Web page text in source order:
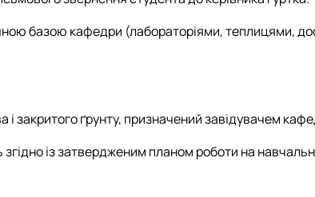
базою кафедри (лабораторіями, теплицями,
закритого ґрунту, призначений завідувачем
із затвердженим планом роботи на